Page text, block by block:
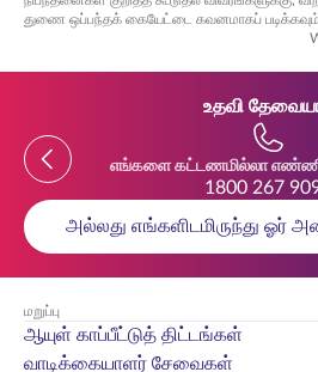
துணை ஒப்பந்தக் கையேட்டை கவனமாகப்
உதவி
எங்களை கட்டணமில்லா
1800 267
அல்லது எங்களிடமிருந்து ஓர்
மறுப்பு
ஆயுள் காப்பீட்டுத் திட்டங்கள்
வாடிக்கையாளர் சேவைகள்